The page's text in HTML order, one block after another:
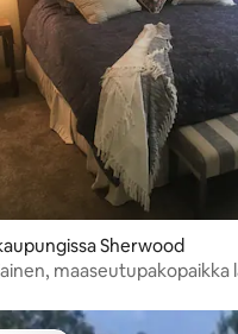
Sherwood
maaseutupakopaikka